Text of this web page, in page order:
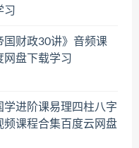
习
国财政30讲》音频课
网盘下载学习
学进阶课易理四柱八字
频课程合集百度云网盘